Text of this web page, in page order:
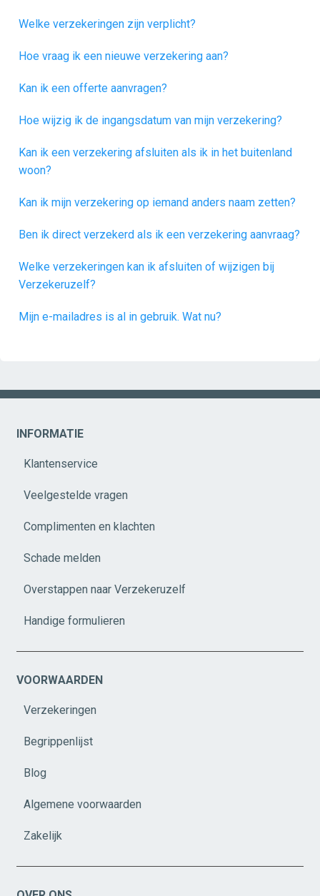
Welke verzekeringen zijn verplicht?
Hoe vraag ik een nieuwe verzekering aan?
Kan ik een offerte aanvragen?
Hoe wijzig ik de ingangsdatum van mijn verzekering?
Kan ik een verzekering afsluiten als ik in het buitenland
woon?
Kan ik mijn verzekering op iemand anders naam zetten?
Ben ik direct verzekerd als ik een verzekering aanvraag?
Welke verzekeringen kan ik afsluiten of wijzigen bij
Verzekeruzelf?
Mijn e-mailadres is al in gebruik. Wat nu?
INFORMATIE
Klantenservice
Veelgestelde vragen
Complimenten en klachten
Schade melden
Overstappen naar Verzekeruzelf
Handige formulieren
VOORWAARDEN
Verzekeringen
Begrippenlijst
Blog
Algemene voorwaarden
Zakelijk